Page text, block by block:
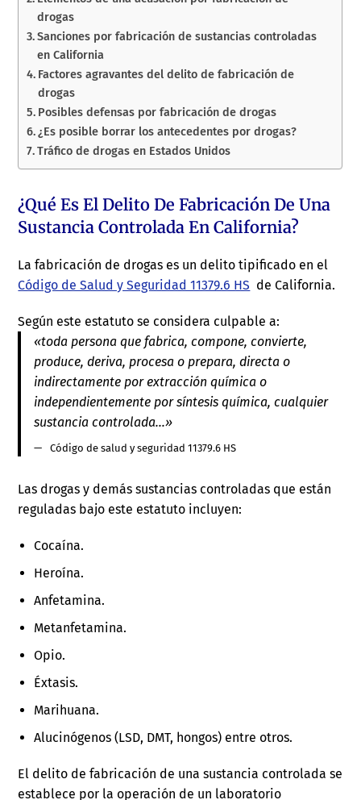
drogas
Sanciones por fabricación de sustancias controladas
en California
Factores agravantes del delito de fabricación de
drogas
Posibles defensas por fabricación de drogas
¿Es posible borrar los antecedentes por drogas?
Tráfico de drogas en Estados Unidos
¿Qué Es El Delito De Fabricación De Una
Sustancia Controlada En California?
La fabricación de drogas es un delito tipificado en el
Código de Salud y Seguridad 11379.6 HS de California.
Según este estatuto se considera culpable a:
«toda persona que fabrica, compone, convierte,
produce, deriva, procesa o prepara, directa o
indirectamente por extracción química o
independientemente por síntesis química, cualquier
sustancia controlada…»
Código de salud y seguridad 11379.6 HS
Las drogas y demás sustancias controladas que están
reguladas bajo este estatuto incluyen:
Cocaína.
Heroína.
Anfetamina.
Metanfetamina.
Opio.
Éxtasis.
Marihuana.
Alucinógenos (LSD, DMT, hongos) entre otros.
El delito de fabricación de una sustancia controlada se
establece por la operación de un laboratorio